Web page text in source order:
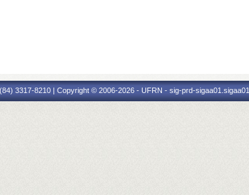
3317-8210 | Copyright © 2006-2026 - UFRN - sig-prd-sigaa01.sigaa01